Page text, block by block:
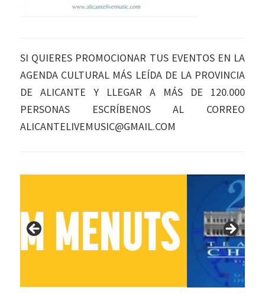
SI QUIERES PROMOCIONAR TUS EVENTOS EN LA
AGENDA CULTURAL MÁS LEÍDA DE LA PROVINCIA
DE ALICANTE Y LLEGAR A MÁS DE 120.000
PERSONAS ESCRÍBENOS AL CORREO
ALICANTELIVEMUSIC@GMAIL.COM